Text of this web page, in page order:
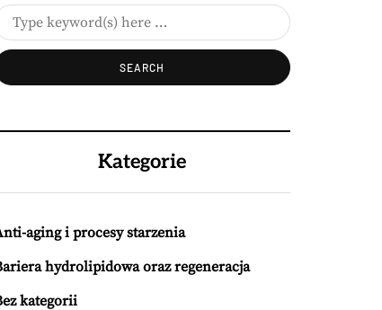
Kategorie
aging i procesy starzenia
hydrolipidowa oraz regeneracja
kategorii